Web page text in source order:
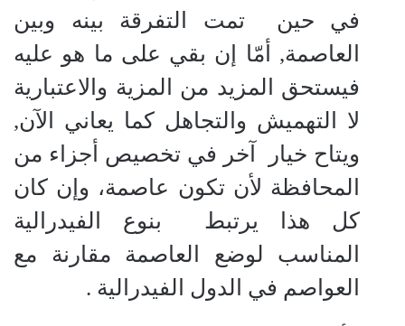
في حين
تمت التفرقة بينه وبين
العاصمة, أمّا إن بقي على ما هو عليه
فيستحق المزيد من المزية والاعتبارية
لا التهميش والتجاهل كما يعاني الآن,
ويتاح خيار
آخر في تخصيص أجزاء من
المحافظة لأن تكون عاصمة، وإن كان
كل هذا يرتبط
بنوع الفيدرالية
المناسب لوضع العاصمة مقارنة مع
العواصم في الدول الفيدرالية .